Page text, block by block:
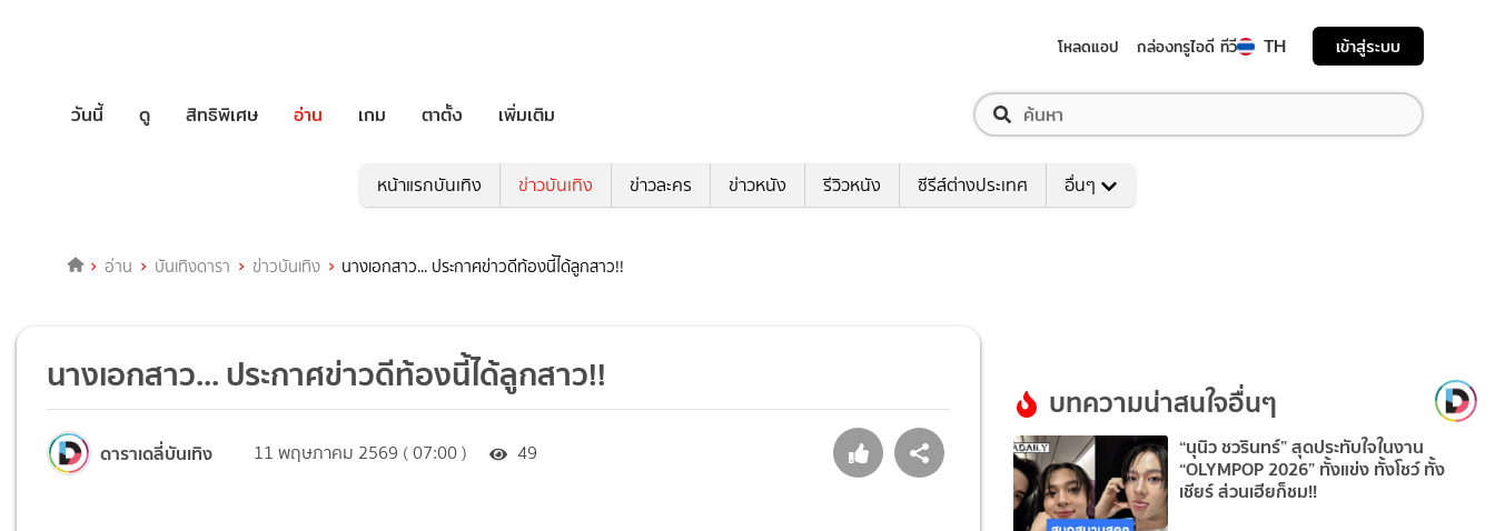
โหลดแอป กล่องทรูไอดี ทีวี TH เข้าสู่ระบบ
วันนี้ ดู สิทธิพิเศษ อ่าน เกม ตาตั้ง เพิ่มเติม
หน้าแรกบันเทิง ข่าวบันเทิง ข่าวละคร ข่าวหนัง รีวิวหนัง ซีรีส์ต่างประเทศ อื่นๆ
อ่าน บันเทิงดารา ข่าวบันเทิง นางเอกสาว... ประกาศข่าวดีท้องนี้ได้ลูกสาว!!
นางเอกสาว... ประกาศข่าวดีท้องนี้ได้ลูกสาว!!
ดาราเดลี่บันเทิง 11 พฤษภาคม 2569 ( 07:00 ) 49
บทความน่าสนใจอื่นๆ
“นุนิว ชวรินทร์” สุดประทับใจในงาน
“OLYMPOP 2026” ทั้งแข่ง ทั้งโชว์ ทั้ง
เชียร์ ส่วนเฮียก็ชม!!